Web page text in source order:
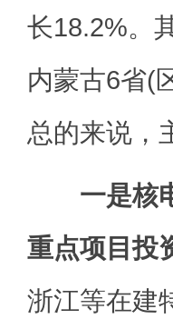
长18.2%。
内蒙古6省(
总的来说，
一是核
重点项目投
浙江等在建